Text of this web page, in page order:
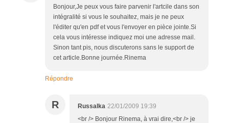
Bonjour,Je peux vous faire parvenir l'artcile dans son
intégralité si vous le souhaitez, mais je ne peux
l'éditer qu'en pdf et vous l'envoyer en pièce jointe.Si
cela vous intéresse indiquez moi une adresse mail.
Sinon tant pis, nous discuterons sans le support de
cet article.Bonne journée.Rinema
Répondre
R Russalka 22/01/2009 19:39
<br /> Bonjour Rinema, à vrai dire,<br /> je